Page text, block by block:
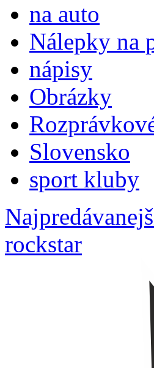
na auto
Nálepky na
nápisy
Obrázky
Slovensko
sport kluby
rockstar